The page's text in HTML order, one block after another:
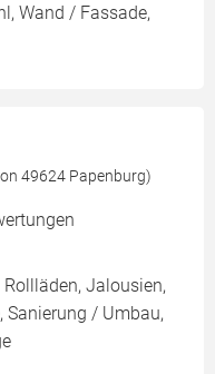
Wand / Fassade,
49624 Papenburg)
Rollläden, Jalousien,
Sanierung / Umbau,